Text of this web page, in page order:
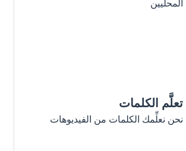
المحليين
تعلَّم الكلمات
نحن نعلِّمك الكلمات من الفيديوهات